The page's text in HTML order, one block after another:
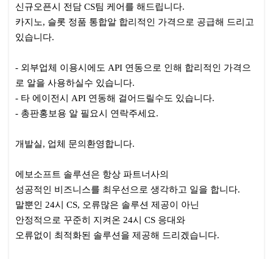
신규오픈시 전담 CS팀 케어를 해드립니다.
카지노, 슬롯 정품 통합알 합리적인 가격으로 공급해 드리고
있습니다.
- 외부업체 이용시에도 API 연동으로 인해 합리적인 가격으
로 알을 사용하실수 있습니다.
- 타 에이전시 API 연동해 걸어드릴수도 있습니다.
- 총판홍보용 알 필요시 연락주세요.
개발실, 업체 문의환영합니다.
에보소프트 솔루션은 항상 파트너사의
성공적인 비즈니스를 최우선으로 생각하고 일을 합니다.
말뿐인 24시 CS, 오류많은 솔루션 제공이 아닌
안정적으로 꾸준히 지켜온 24시 CS 응대와
오류없이 최적화된 솔루션을 제공해 드리겠습니다.